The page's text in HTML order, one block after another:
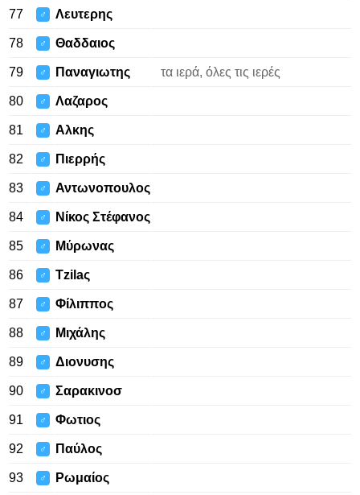
77 ♂ Λευτερης
78 ♂ Θαδδαιος
79 ♂ Παναγιωτης τα ιερά, όλες τις ιερές
80 ♂ Λαζαρος
81 ♂ Αλκης
82 ♂ Πιερρής
83 ♂ Αντωνοπουλος
84 ♂ Νίκος Στέφανος
85 ♂ Μύρωνας
86 ♂ Tzilaς
87 ♂ Φίλιππος
88 ♂ Μιχάλης
89 ♂ Διονυσης
90 ♂ Σαρακινοσ
91 ♂ Φωτιος
92 ♂ Παύλος
93 ♂ Ρωμαίος